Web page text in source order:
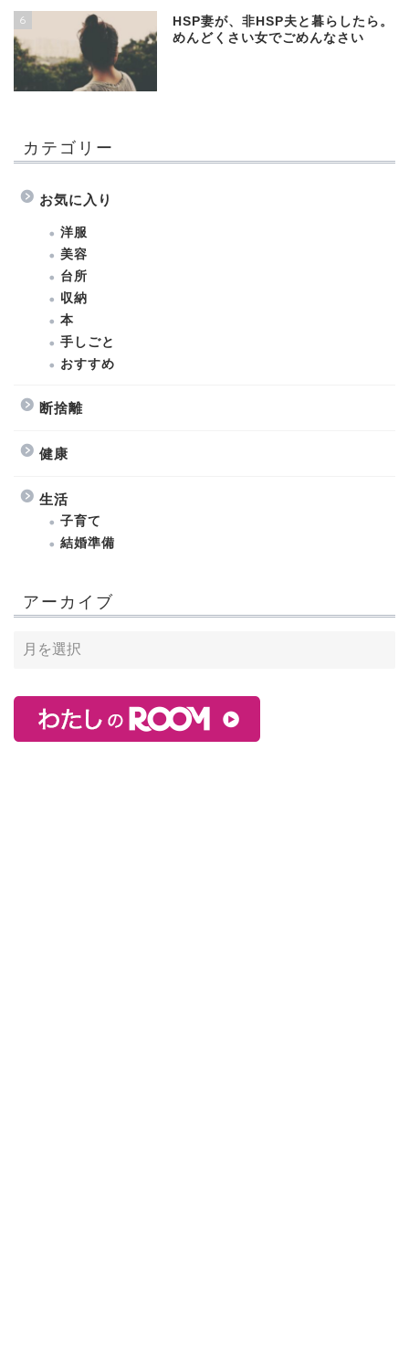
6
HSP妻が、非HSP夫と暮らしたら。
めんどくさい女でごめんなさい
カテゴリー
お気に入り
洋服
美容
台所
収納
本
手しごと
おすすめ
断捨離
健康
生活
子育て
結婚準備
アーカイブ